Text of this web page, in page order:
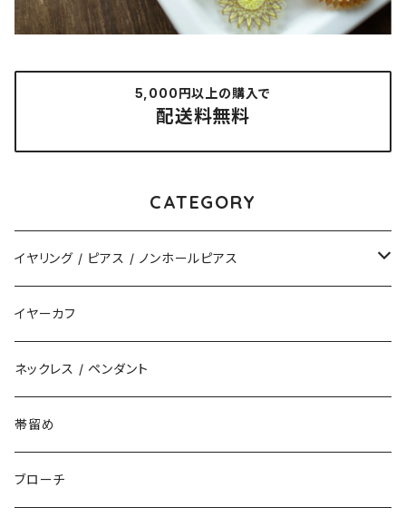
5,000円以上の購入で
配送料無料
CATEGORY
イヤリング / ピアス / ノンホールピアス
揺れるタイプ
花（直径3cm）
花（直径2.5cm）
揺れないタイプ
花
星
イヤーカフ
ネックレス / ペンダント
帯留め
ブローチ